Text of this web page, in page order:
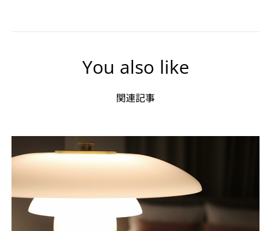
You also like
関連記事